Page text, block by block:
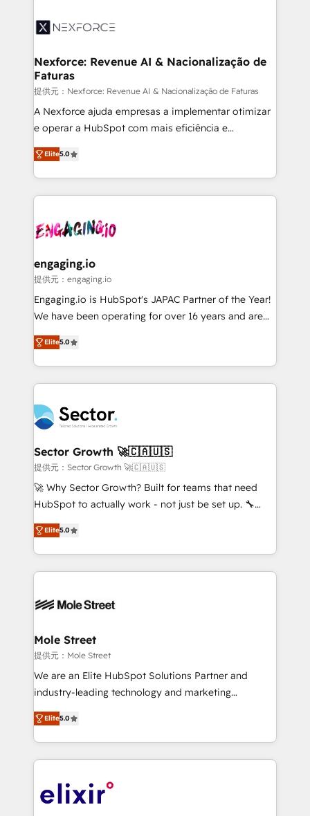
move beyond spreadsheets into unified systems
Implementation & Migration Onboarding across all
Station, Freshdesk, Intercom, and more. Custom
objects, automations, and integrations built for
growth. 🚀 AI-Driven GTM Orchestration Unify
HubSpot with LinkedIn, WhatsApp, email, paid
media, and AI voice to drive pipeline. 🤖 AI Custom
prospecting, follow-ups, service triage, and
knowledge retrieval—built in HubSpot. ⚡ Fast-Track
advanced optimization & adoption 📍 São Paulo, BR
• Des Moines, IA • New York, NY
Nexforce: Revenue AI & Nacionalização de
Faturas
提供元：Nexforce: Revenue AI & Nacionalização de Faturas
A Nexforce ajuda empresas a implementar otimizar
e operar a HubSpot com mais eficiência e
previsibilidade de receita. Combinamos Revenue
Operations (RevOps) e Inteligência Artificial para
estruturar processos integrar sistemas organizar
dados e automatizar operações. O objetivo é
operacional de receita conectando equipes
Também somos distribuidores oficiais da HubSpot
e de mais de 150 softwares globais permitindo
contratar e pagar a HubSpot em reais com nota
fiscal no Brasil e gerar economia de até 50% na
Oferecemos ainda agentes de IA especializados em
HubSpot que automatizam tarefas executam rotinas
empresas em 13 países utilizam a Nexforce. Somos
a maior parceira da HubSpot na América Latina e
líder no ranking global de sucesso do cliente da
HubSpot.
Elite5.0
engaging.io
提供元：engaging.io
Engaging.io is HubSpot's JAPAC Partner of the Year!
We have been operating for over 16 years and are
one of HubSpot's most experienced and technically
capable Agency Partners globally. We specialise in
complex CRM migrations, implementations,
integrations, custom CMS portal development,
businesses. Our teams are based in North America
and APAC. We are HubSpot's top-ranked Advanced
Implementation Certified Partner and we contribute
to their advisory council. We strive to do 'good work
with good people' and have worked with incredible
brands. You can see some of them on our website,
Elite5.0
Sector Growth 🚀🇨🇦🇺🇸
提供元：Sector Growth 🚀🇨🇦🇺🇸
🚀 Why Sector Growth? Built for teams that need
HubSpot to actually work - not just be set up. 🔧
HubSpot Experts: Onboarding, migrations,
automation, and training built for adoption. ⚡ Highly
Technical Execution: ERP, EMR and Custom
Integrations; complex builds delivered in weeks, not
workflows; automation agents; process optimization
Healthcare: HIPAA implementations; secure data
workflows 💼 Financial Services: compliant
workflows; audit-ready reporting ⚖️ Legal: client
intake; pipeline and document workflows 🛒 E-
revenue automation 🏢 Real Estate: deal pipelines;
portfolio and lifecycle management 🏭
HIPAA-aware; CASL-compliant; GDPR-ready
implementations where required 💡 Why 500+
Elite5.0
Mole Street
提供元：Mole Street
We are an Elite HubSpot Solutions Partner and
industry-leading technology and marketing
consultancy. Our focus is on enterprise and mid-
market B2B companies globally that want a strategic
approach to execute their goals through creative
applications of our solutions; Technical HubSpot
Design, Migrations + Integrations. Mole Street’s
Elite5.0